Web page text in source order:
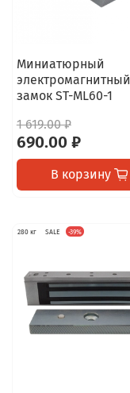
Миниатюрный
электромагнитный
замок ST-ML60-1
1 619.00 ₽
690.00 ₽
В корзину
280 кг SALE -39%